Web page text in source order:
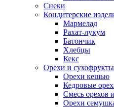
Снеки
Кондитерские
Мармелад
Рахат-лукум
Батончик
Хлебцы
Кекс
Орехи и сухофрукты
Орехи кешью
Кедровые
Смесь орехов
Орехи